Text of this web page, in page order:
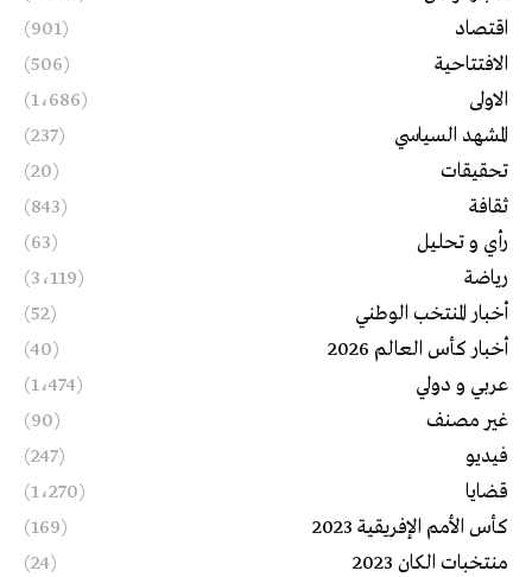
اقتصاد
(901)
الافتتاحية
(506)
الاولى
(1٬686)
المشهد السياسي
(237)
تحقيقات
(20)
ثقافة
(843)
رأي و تحليل
(63)
رياضة
(3٬119)
أخبار المنتخب الوطني
(52)
أخبار كأس العالم 2026
(40)
عربي و دولي
(1٬474)
غير مصنف
(90)
فيديو
(247)
قضايا
(1٬270)
كأس الأمم الإفريقية 2023
(169)
منتخبات الكان 2023
(24)